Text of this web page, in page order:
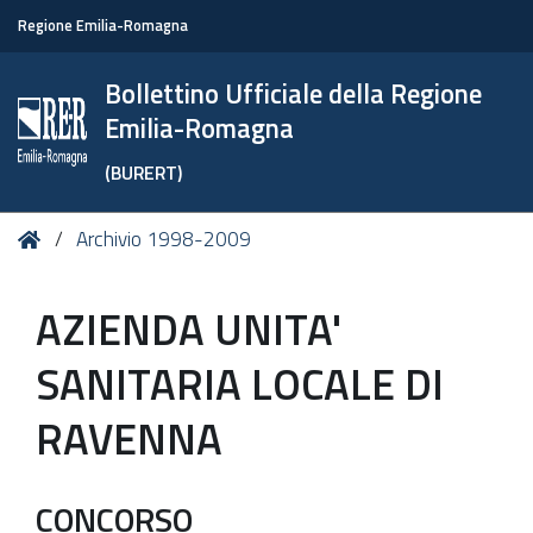
Regione Emilia-Romagna
Bollettino Ufficiale della Regione
Emilia-Romagna
(BURERT)
Tu HomeArchivio 1998-2009
AZIENDA UNITA'
SANITARIA LOCALE DI
RAVENNA
CONCORSO